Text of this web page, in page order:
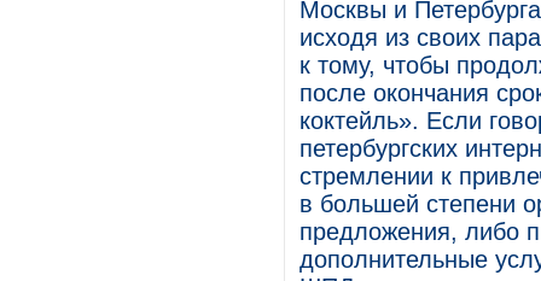
Москвы и
исходя из своих
к тому, чтобы
после окончания
коктейль». Если
петербургских
стремлении к
в большей степени
предложения, либо
дополнительные